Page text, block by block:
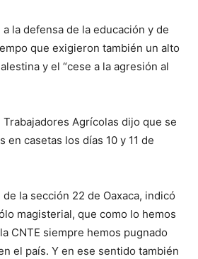
a la defensa de la educación y de
que exigieron también un alto
y el “cese a la agresión al
Trabajadores Agrícolas dijo que se
en casetas los días 10 y 11 de
la sección 22 de Oaxaca, indicó
magisterial, que como lo hemos
CNTE siempre hemos pugnado
el país. Y en ese sentido también